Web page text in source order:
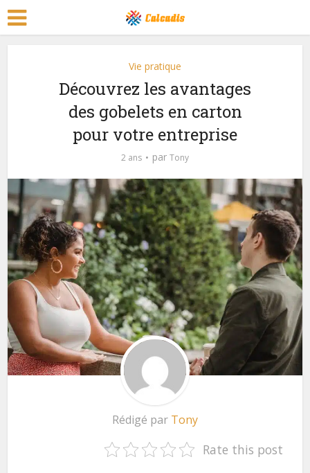
Vie pratique
Découvrez les avantages
des gobelets en carton
pour votre entreprise
2 ans par Tony
Rédigé par Tony
Rate this post